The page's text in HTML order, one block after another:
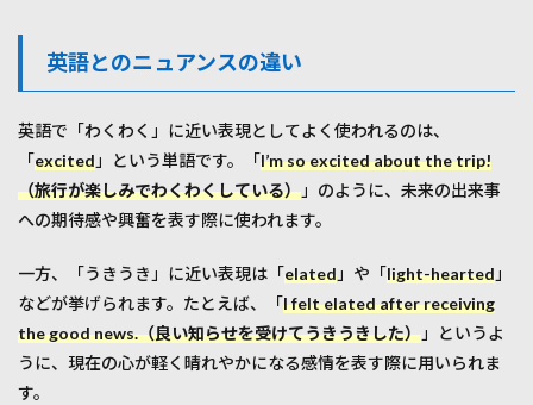
英語とのニュアンスの違い
英語で「わくわく」に近い表現としてよく使われるのは、
「excited」という単語です。「I’m so excited about the trip!
（旅行が楽しみでわくわくしている）」のように、未来の出来事
への期待感や興奮を表す際に使われます。
一方、「うきうき」に近い表現は「elated」や「light-hearted」
などが挙げられます。たとえば、「I felt elated after receiving
the good news.（良い知らせを受けてうきうきした）」というよ
うに、現在の心が軽く晴れやかになる感情を表す際に用いられま
す。